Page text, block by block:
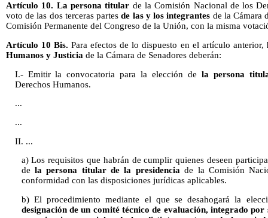
Artículo 10. La persona titular de la Comisión Nacional de los
voto de las dos terceras partesde las y los integrantes de la Cámara
Comisión Permanente del Congreso de la Unión, con la misma
Artículo 10 Bis. Para efectos de lo dispuesto en el artículo anterior,
Humanos y Justicia de la Cámara de Senadores deberán:
I.- Emitir la convocatoria para la elección de la persona
Derechos Humanos.
...
...
II. ...
a) Los requisitos que habrán de cumplir quienes deseen
dela persona titular de la presidenciade la Comisión
conformidad con las disposiciones jurídicas aplicables.
b) El procedimiento mediante el que se desahogará la
designación de un comité técnico de evaluación, integrado por